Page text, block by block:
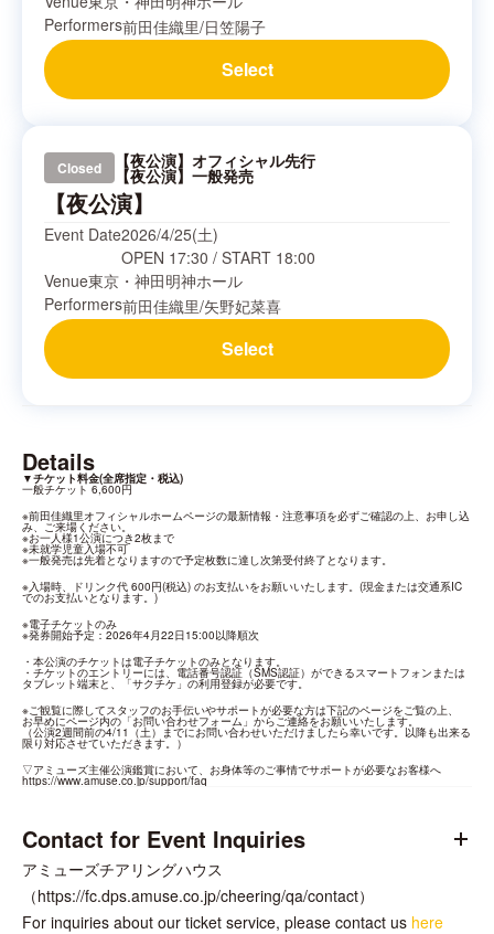
Performers前田佳織里/日笠陽子
Select
Closed 【夜公演】オフィシャル先行
【夜公演】一般発売
【夜公演】
Event Date2026/4/25(土)
OPEN 17:30 / START 18:00
Venue東京・神田明神ホール
Performers前田佳織里/矢野妃菜喜
Select
Details
▼チケット料金(全席指定・税込)
一般チケット 6,600円
※前田佳織里オフィシャルホームページの最新情報・注意事項を必ずご確認の上、お申し込
み、ご来場ください。
※お一人様1公演につき2枚まで
※未就学児童入場不可
※一般発売は先着となりますので予定枚数に達し次第受付終了となります。
※入場時、ドリンク代 600円(税込) のお支払いをお願いいたします。(現金または交通系IC
でのお支払いとなります。)
※電子チケットのみ
※発券開始予定：2026年4月22日15:00以降順次
・本公演のチケットは電子チケットのみとなります。
・チケットのエントリーには、電話番号認証（SMS認証）ができるスマートフォンまたは
タブレット端末と、「サクチケ」の利用登録が必要です。
※ご観覧に際してスタッフのお手伝いやサポートが必要な方は下記のページをご覧の上、
お早めにページ内の「お問い合わせフォーム」からご連絡をお願いいたします。
（公演2週間前の4/11（土）までにお問い合わせいただけましたら幸いです。以降も出来る
限り対応させていただきます。）
https://www.amuse.co.jp/support/faq
Contact for Event Inquiries
アミューズチアリングハウス
（https://fc.dps.amuse.co.jp/cheering/qa/contact）
For inquiries about our ticket service, please contact us here